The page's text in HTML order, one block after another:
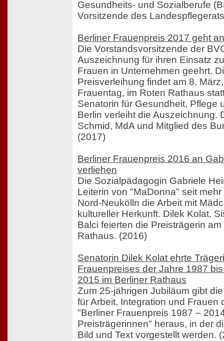
Gesundheits- und Sozialberufe
Vorsitzende des
Berliner Frauenpreis 2017 geht
Die Vorstandsvorsitzende der
Auszeichnung für ihren Einsatz
Frauen in Unternehmen geehrt.
Preisverleihung findet am 8.
Frauentag, im Roten Rathaus
Senatorin für Gesundheit, Pflege
Berlin verleiht die Auszeichnung.
Schmid, MdA und Mitglied des
(2017)
Berliner Frauenpreis 2016 an
verliehen
Die Sozialpädagogin Gabriele
Leiterin von "MaDonna" seit
Nord-Neukölln die Arbeit mit
kultureller Herkunft. Dilek Kolat,
Balci feierten die Preisträgerin
Rathaus. (2016)
Senatorin Dilek Kolat ehrte
Frauenpreises der Jahre 1987
2015 im Berliner Rathaus
Zum 25-jährigen Jubiläum gibt
für Arbeit, Integration und Frauen
"Berliner Frauenpreis 1987 –
Preisträgerinnen" heraus, in der
Bild und Text vorgestellt werden.